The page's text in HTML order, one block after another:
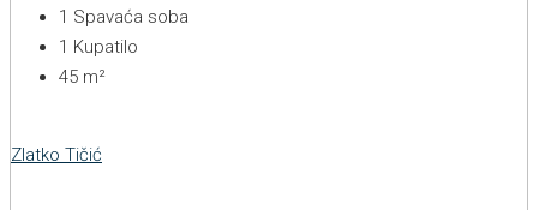
1 Spavaća soba
1 Kupatilo
45 m²
Zlatko Tičić